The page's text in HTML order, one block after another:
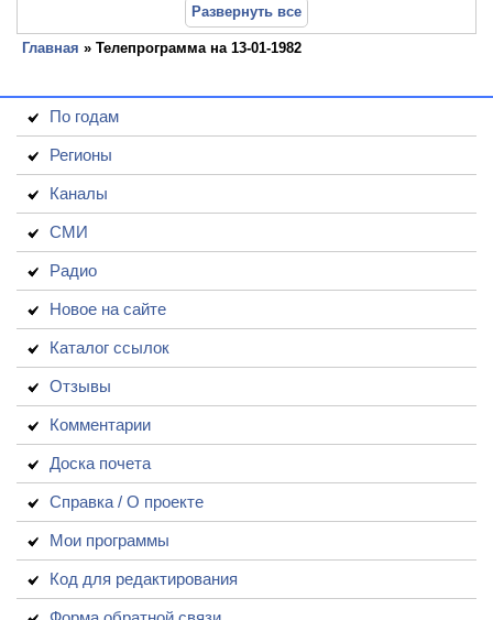
Развернуть все
Главная » Телепрограмма на 13-01-1982
По годам
Регионы
Каналы
СМИ
Радио
Новое на сайте
Каталог ссылок
Отзывы
Комментарии
Доска почета
Справка / О проекте
Мои программы
Код для редактирования